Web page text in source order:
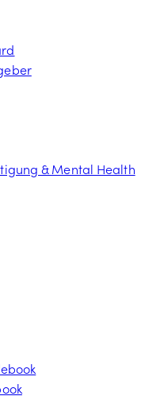
& Mental Health